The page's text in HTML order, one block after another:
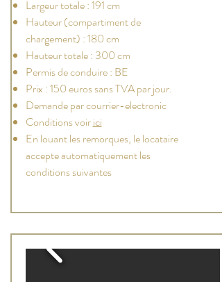
Largeur totale : 191 cm
Hauteur (compartiment de
chargement) : 180 cm
Hauteur totale : 300 cm
Permis de conduire : BE
Prix : 150 euros sans TVA par jour.
Demande par courrier-electronic
Conditions voirici
En louant les remorques, le locataire
accepte automatiquement les
conditions suivantes